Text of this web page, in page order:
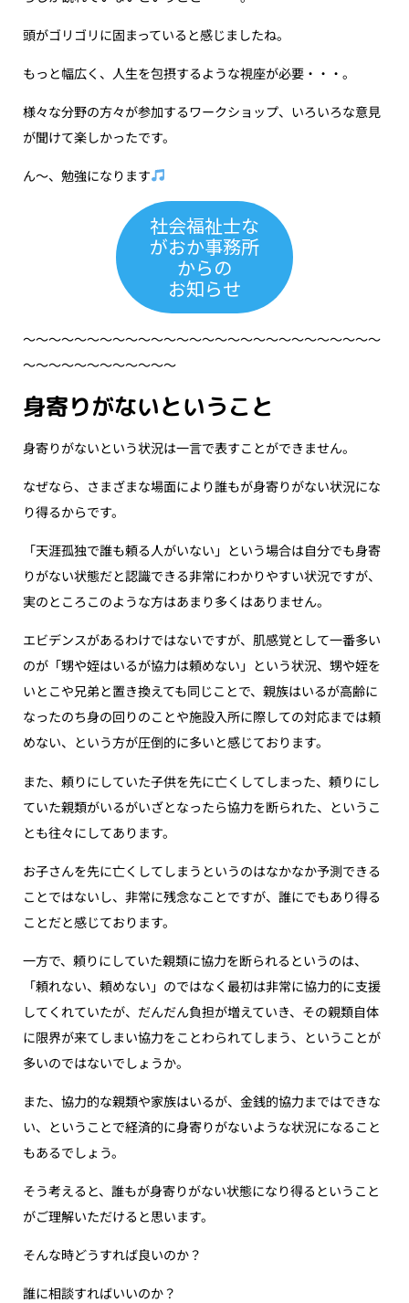
頭がゴリゴリに固まっていると感じましたね。
もっと幅広く、人生を包摂するような視座が必要・・・。
様々な分野の方々が参加するワークショップ、いろいろな意見
が聞けて楽しかったです。
ん〜、勉強になります
社会福祉士な
がおか事務所
からの
お知らせ
〜〜〜〜〜〜〜〜〜〜〜〜〜〜〜〜〜〜〜〜〜〜〜〜〜〜〜〜
〜〜〜〜〜〜〜〜〜〜〜〜
身寄りがないということ
身寄りがないという状況は一言で表すことができません。
なぜなら、さまざまな場面により誰もが身寄りがない状況にな
り得るからです。
「天涯孤独で誰も頼る人がいない」という場合は自分でも身寄
りがない状態だと認識できる非常にわかりやすい状況ですが、
実のところこのような方はあまり多くはありません。
エビデンスがあるわけではないですが、肌感覚として一番多い
のが「甥や姪はいるが協力は頼めない」という状況、甥や姪を
いとこや兄弟と置き換えても同じことで、親族はいるが高齢に
なったのち身の回りのことや施設入所に際しての対応までは頼
めない、という方が圧倒的に多いと感じております。
また、頼りにしていた子供を先に亡くしてしまった、頼りにし
ていた親類がいるがいざとなったら協力を断られた、というこ
とも往々にしてあります。
お子さんを先に亡くしてしまうというのはなかなか予測できる
ことではないし、非常に残念なことですが、誰にでもあり得る
ことだと感じております。
一方で、頼りにしていた親類に協力を断られるというのは、
「頼れない、頼めない」のではなく最初は非常に協力的に支援
してくれていたが、だんだん負担が増えていき、その親類自体
に限界が来てしまい協力をことわられてしまう、ということが
多いのではないでしょうか。
また、協力的な親類や家族はいるが、金銭的協力まではできな
い、ということで経済的に身寄りがないような状況になること
もあるでしょう。
そう考えると、誰もが身寄りがない状態になり得るということ
がご理解いただけると思います。
そんな時どうすれば良いのか？
誰に相談すればいいのか？